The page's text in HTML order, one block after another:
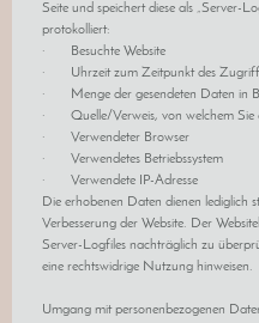
Seite und speichert diese als „Server-
protokolliert:
· Besuchte Website
· Uhrzeit zum Zeitpunkt des
· Menge der gesendeten Daten in
· Quelle/Verweis, von welchem Sie
· Verwendeter Browser
· Verwendetes Betriebssystem
· Verwendete IP-Adresse
Die erhobenen Daten dienen lediglich
Verbesserung der Website. Der
Server-Logfiles nachträglich zu
eine rechtswidrige Nutzung hinweisen.
Umgang mit personenbezogenen